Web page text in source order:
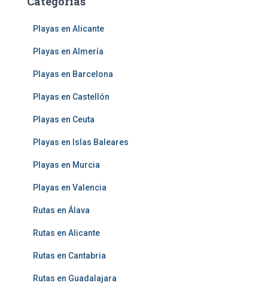
Playas en Alicante
Playas en Almería
Playas en Barcelona
Playas en Castellón
Playas en Ceuta
Playas en Islas Baleares
Playas en Murcia
Playas en Valencia
Rutas en Álava
Rutas en Alicante
Rutas en Cantabria
Rutas en Guadalajara